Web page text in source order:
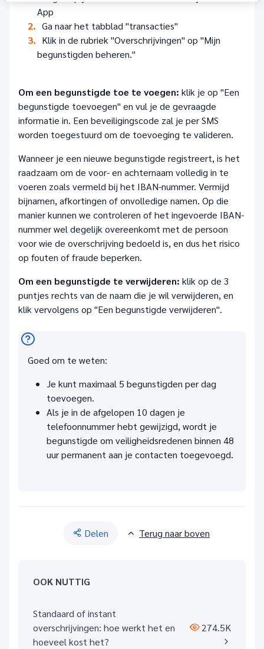
App
Ga naar het tabblad "transacties"
Klik in de rubriek "Overschrijvingen" op "Mijn
begunstigden beheren."
Om een begunstigde toe te voegen: klik je op "Een
begunstigde toevoegen" en vul je de gevraagde
informatie in. Een beveiligingscode zal je per SMS
worden toegestuurd om de toevoeging te valideren.
Wanneer je een nieuwe begunstigde registreert, is het
raadzaam om de voor- en achternaam volledig in te
voeren zoals vermeld bij het IBAN-nummer. Vermijd
bijnamen, afkortingen of onvolledige namen. Op die
manier kunnen we controleren of het ingevoerde IBAN-
nummer wel degelijk overeenkomt met de persoon
voor wie de overschrijving bedoeld is, en dus het risico
op fouten of fraude beperken.
Om een begunstigde te verwijderen: klik op de 3
puntjes rechts van de naam die je wil verwijderen, en
klik vervolgens op "Een begunstigde verwijderen".
Goed om te weten:
Je kunt maximaal 5 begunstigden per dag
toevoegen.
Als je in de afgelopen 10 dagen je
telefoonnummer hebt gewijzigd, wordt je
begunstigde om veiligheidsredenen binnen 48
uur permanent aan je contacten toegevoegd.
Delen Terug naar boven
OOK NUTTIG
Standaard of instant
overschrijvingen: hoe werkt het en
hoeveel kost het?
274.5K